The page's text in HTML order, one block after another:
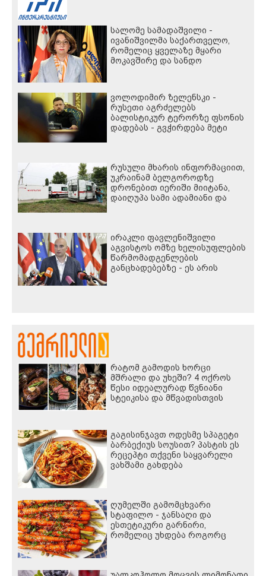
სალომე სამადაშვილი -
ივანიშვილმა საქართველო,
რომელიც ყველაზე მყარი
მოკავშირე და სანდო
რეჟიმების ფულის სამრეცხაოდ
აქცია
ვოლოდიმირ ზელენსკი -
რუსეთი აგრძელებს
ბალისტიკურ ტერორზე ფსონის
დადებას - გვჭირდება მეტი
რუსული მხარის ინფორმაციით,
უკრაინამ ბელგოროდზე
დრონებით იერიში მიიტანა,
დაიღუპა სამი ადამიანი და
ირაკლი ფავლენიშვილი
აგვისტოს ომზე ხელისუფლების
წარმომადგენლების
განცხადებებზე - ეს არის
რატომ გამოდის ხორცი
მშრალი და უხეში? 4 ოქროს
წესი იდეალურად წვნიანი
სტეიკისა და მწვადისთვის
გაგისინჯავთ ოდესმე სპაგეტი
ბარბექიუს სოუსით? პასტის ეს
რეცეპტი თქვენი საყვარელი
ვახშამი გახდება
ღუმელში გამომცხვარი
სტაფილო - ჯანსაღი და
ესთეტიკური გარნირი,
რომელიც უხდება როგორც